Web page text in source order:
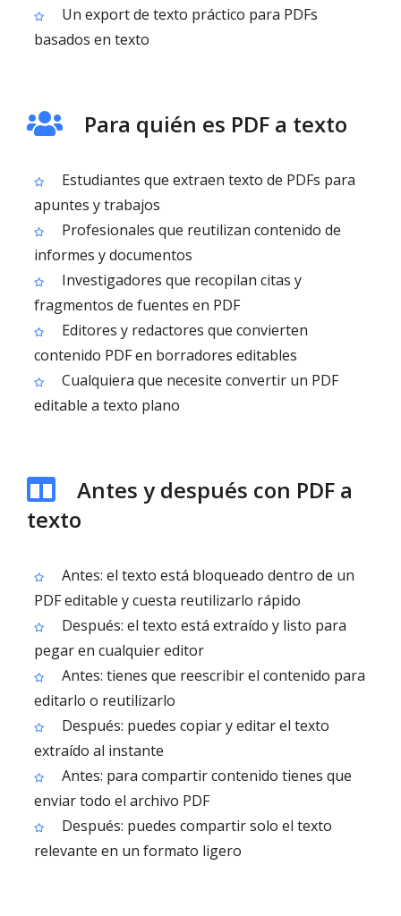
Un export de texto práctico para PDFs
basados en texto
Para quién es PDF a texto
Estudiantes que extraen texto de PDFs para
apuntes y trabajos
Profesionales que reutilizan contenido de
informes y documentos
Investigadores que recopilan citas y
fragmentos de fuentes en PDF
Editores y redactores que convierten
contenido PDF en borradores editables
Cualquiera que necesite convertir un PDF
editable a texto plano
Antes y después con PDF a
texto
Antes: el texto está bloqueado dentro de un
PDF editable y cuesta reutilizarlo rápido
Después: el texto está extraído y listo para
pegar en cualquier editor
Antes: tienes que reescribir el contenido para
editarlo o reutilizarlo
Después: puedes copiar y editar el texto
extraído al instante
Antes: para compartir contenido tienes que
enviar todo el archivo PDF
Después: puedes compartir solo el texto
relevante en un formato ligero